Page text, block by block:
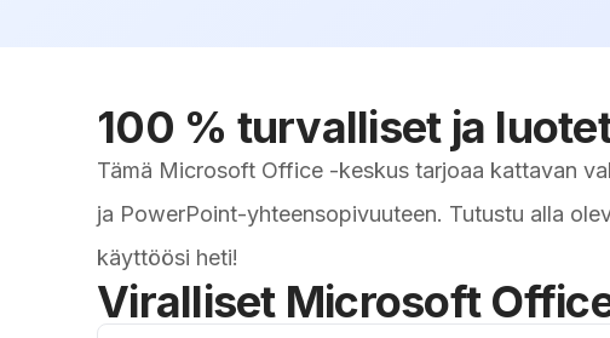
100 % turvalliset ja
Tämä Microsoft Office -keskus tarjoaa kattavan
ja PowerPoint-yhteensopivuuteen. Tutustu alla
käyttöösi heti!
Viralliset Microsoft